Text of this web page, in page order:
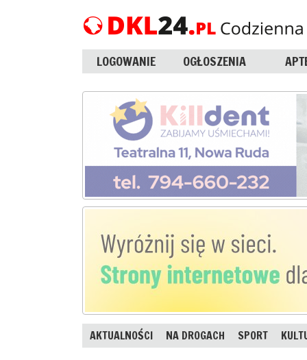
LOGOWANIE OGŁOSZENIA
AKTUALNOŚCI NA DROGACH SPORT